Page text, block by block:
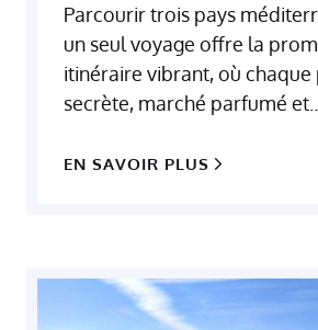
Parcourir trois pays
un seul voyage offre la
itinéraire vibrant, où chaque
secrète, marché parfumé et...
EN SAVOIR PLUS